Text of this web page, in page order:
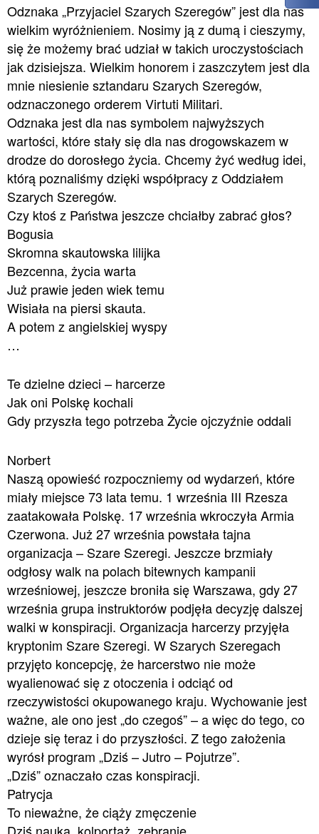
Odznaka „Przyjaciel Szarych Szeregów” jest dla nas
wielkim wyróżnieniem. Nosimy ją z dumą i cieszymy,
się że możemy brać udział w takich uroczystościach
jak dzisiejsza. Wielkim honorem i zaszczytem jest dla
mnie niesienie sztandaru Szarych Szeregów,
odznaczonego orderem Virtuti Militari.
Odznaka jest dla nas symbolem najwyższych
wartości, które stały się dla nas drogowskazem w
drodze do dorosłego życia. Chcemy żyć według idei,
którą poznaliśmy dzięki współpracy z Oddziałem
Szarych Szeregów.
Czy ktoś z Państwa jeszcze chciałby zabrać głos?
Bogusia
Skromna skautowska lilijka
Bezcenna, życia warta
Już prawie jeden wiek temu
Wisiała na piersi skauta.
A potem z angielskiej wyspy
…
Te dzielne dzieci – harcerze
Jak oni Polskę kochali
Gdy przyszła tego potrzeba Życie ojczyźnie oddali
Norbert
Naszą opowieść rozpoczniemy od wydarzeń, które
miały miejsce 73 lata temu. 1 września III Rzesza
zaatakowała Polskę. 17 września wkroczyła Armia
Czerwona. Już 27 września powstała tajna
organizacja – Szare Szeregi. Jeszcze brzmiały
odgłosy walk na polach bitewnych kampanii
wrześniowej, jeszcze broniła się Warszawa, gdy 27
września grupa instruktorów podjęła decyzję dalszej
walki w konspiracji. Organizacja harcerzy przyjęła
kryptonim Szare Szeregi. W Szarych Szeregach
przyjęto koncepcję, że harcerstwo nie może
wyalienować się z otoczenia i odciąć od
rzeczywistości okupowanego kraju. Wychowanie jest
ważne, ale ono jest „do czegoś” – a więc do tego, co
dzieje się teraz i do przyszłości. Z tego założenia
wyrósł program „Dziś – Jutro – Pojutrze”.
„Dziś” oznaczało czas konspiracji.
Patrycja
To nieważne, że ciąży zmęczenie